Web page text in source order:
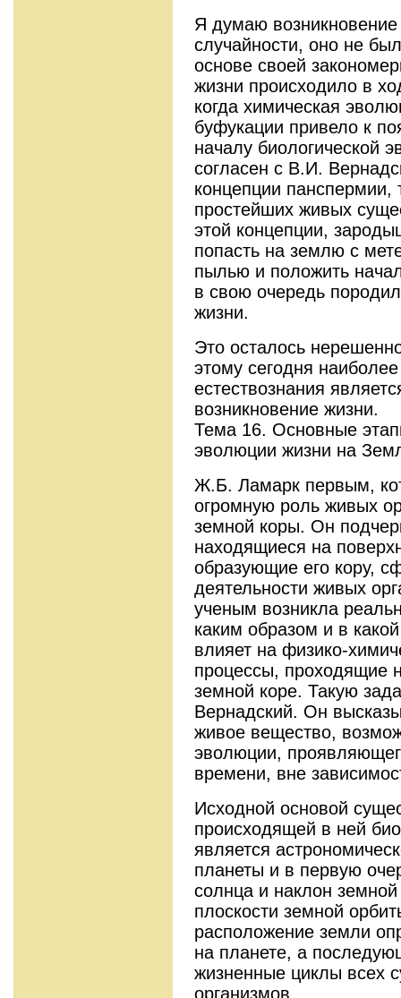
Я думаю
случайности, оно не
основе своей
жизни происходило в
когда химическая
буфукации привело к
началу биологической
согласен с В.И.
концепции панспермии,
простейших живых
этой концепции,
попасть на землю с
пылью и положить
в свою очередь
жизни.
Это осталось
этому сегодня
естествознания
возникновение жизни.
Тема 16. Основные
эволюции жизни на
Ж.Б. Ламарк первым,
огромную роль живых
земной коры. Он
находящиеся на
образующие его кору,
деятельности живых
ученым возникла
каким образом и в
влияет на физико-
процессы, проходящие
земной коре. Такую
Вернадский. Он
живое вещество,
эволюции,
времени, вне
Исходной основой
происходящей в ней
является
планеты и в первую
солнца и наклон
плоскости земной
расположение земли
на планете, а
жизненные циклы всех
организмов.